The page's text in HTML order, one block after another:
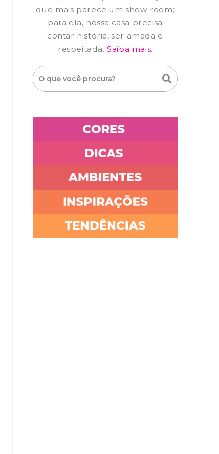
que mais parece um show room;
para ela, nossa casa precisa
contar história, ser amada e
respeitada.Saiba mais.